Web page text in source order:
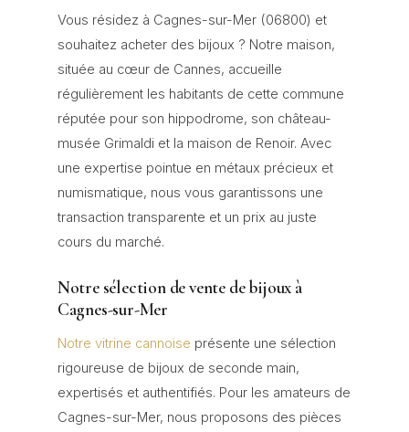
Vous résidez à Cagnes-sur-Mer (06800) et
souhaitez acheter des bijoux ? Notre maison,
située au cœur de Cannes, accueille
régulièrement les habitants de cette commune
réputée pour son hippodrome, son château-
musée Grimaldi et la maison de Renoir. Avec
une expertise pointue en métaux précieux et
numismatique, nous vous garantissons une
transaction transparente et un prix au juste
cours du marché.
Notre sélection de vente de bijoux à
Cagnes-sur-Mer
Notre vitrine cannoise présente une sélection
rigoureuse de bijoux de seconde main,
expertisés et authentifiés. Pour les amateurs de
Cagnes-sur-Mer, nous proposons des pièces